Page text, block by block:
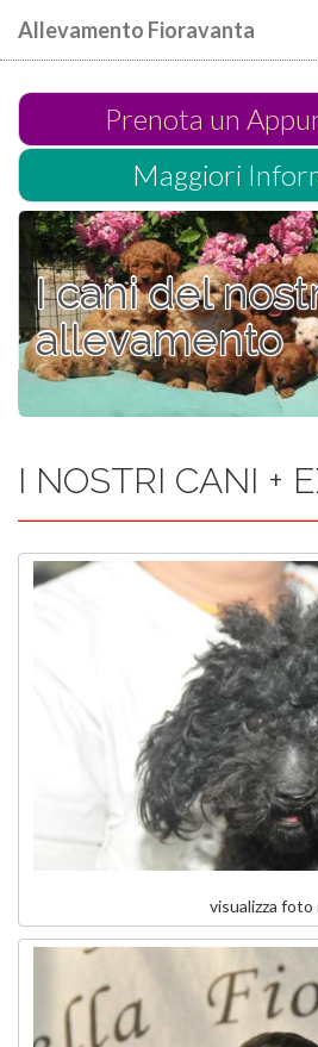
Allevamento Fioravanta
Prenota un
Maggiori
I cani del
allevamento
I NOSTRI CANI +
visualizza foto